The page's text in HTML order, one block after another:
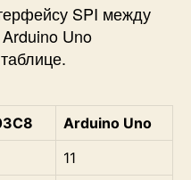
SPI между
Uno
Arduino Uno
11